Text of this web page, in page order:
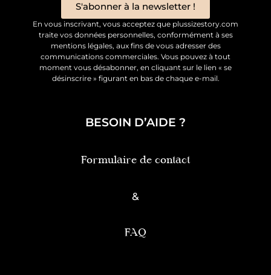
S'abonner à la newsletter !
En vous inscrivant, vous acceptez que plussizestory.com
traite vos données personnelles, conformément à ses
mentions légales, aux fins de vous adresser des
communications commerciales. Vous pouvez à tout
moment vous désabonner, en cliquant sur le lien « se
désinscrire » figurant en bas de chaque e-mail.
BESOIN D’AIDE ?
Formulaire de contact
&
FAQ